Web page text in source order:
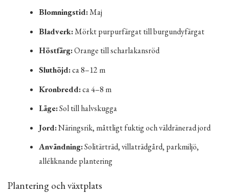
Blomningstid:Maj
Bladverk:Mörkt purpurfärgat till burgundyfärgat
Höstfärg:Orange till scharlakansröd
Sluthöjd:ca 8–12 m
Kronbredd:ca 4–8 m
Läge:Sol till halvskugga
Jord:Näringsrik, måttligt fuktig och väldränerad jord
Användning:Solitärträd, villaträdgård, parkmiljö,
alléliknande plantering
Plantering och växtplats